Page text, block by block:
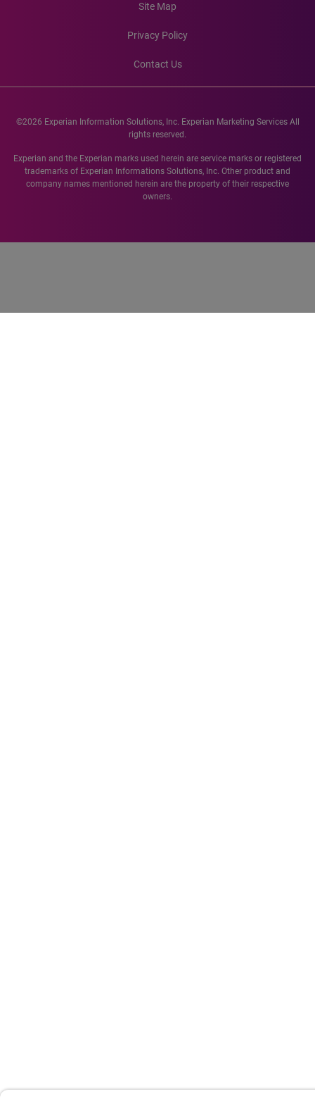
Site Map
Privacy Policy
Contact Us
©2026 Experian Information Solutions, Inc. Experian Marketing Services All
rights reserved.
Experian and the Experian marks used herein are service marks or registered
trademarks of Experian Informations Solutions, Inc. Other product and
company names mentioned herein are the property of their respective
owners.